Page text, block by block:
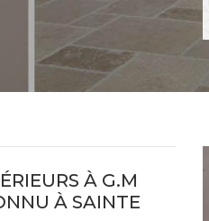
À G.M
À SAINTE